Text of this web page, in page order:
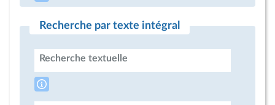
Recherche par texte intégral
Recherche textuelle